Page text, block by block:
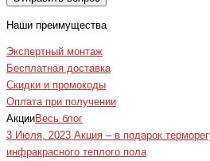
Наши преимущества
Экспертный монтаж
Бесплатная доставка
Скидки и промокоды
Оплата при получении
АкцииВесь блог
3 Июля, 2023 Акция – в подарок
инфракрасного теплого пола